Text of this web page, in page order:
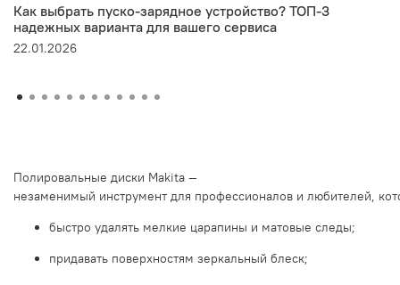
Как выбрать пуско-зарядное устройство? ТОП-3
надежных варианта для вашего сервиса
22.01.2026
Полировальные диски Makita —
незаменимый инструмент для профессионалов и любителей,
быстро удалять мелкие царапины и матовые следы;
придавать поверхностям зеркальный блеск;